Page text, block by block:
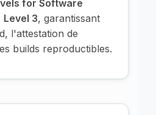
for Software
Level 3, garantissant
l'attestation de
builds reproductibles.